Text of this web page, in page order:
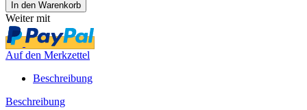
Weiter mit
Auf den Merkzettel
Beschreibung
Beschreibung